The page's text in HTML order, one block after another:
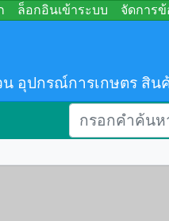
ล็อกอินเข้าระบบ จัดการ
อุปกรณ์การเกษตร สินค้